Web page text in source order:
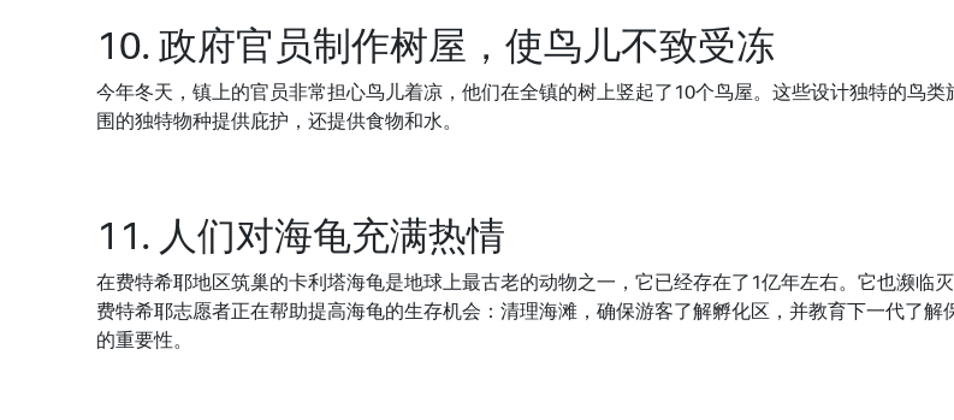
10. 政府官员制作树屋，使鸟儿不致受冻
今年冬天，镇上的官员非常担心鸟儿着凉，他们在全镇的树上竖起了10个鸟屋。这些设计独特的鸟类
围的独特物种提供庇护，还提供食物和水。
11. 人们对海龟充满热情
在费特希耶地区筑巢的卡利塔海龟是地球上最古老的动物之一，它已经存在了1亿年左右。它也濒临
费特希耶志愿者正在帮助提高海龟的生存机会：清理海滩，确保游客了解孵化区，并教育下一代了解
的重要性。